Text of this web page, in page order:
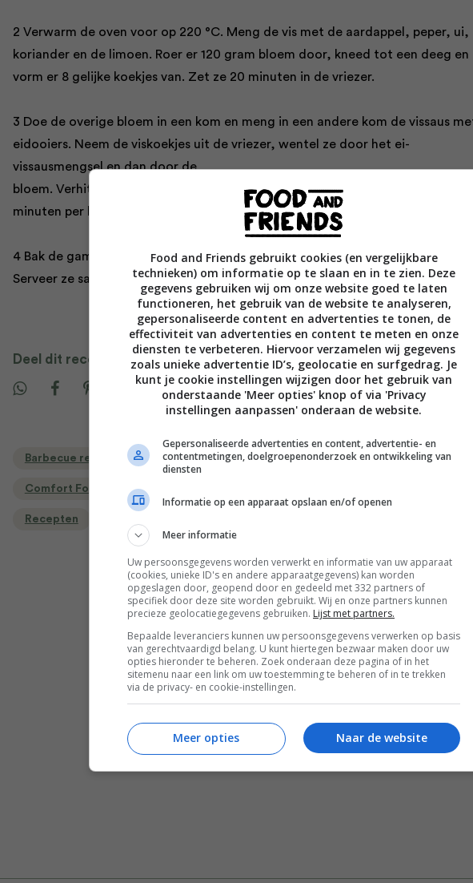
2 Verwarm de oven voor op 220 °C. Meng de vis met de aardappel, peper, ui,
koriander en de limoen. Roer er 120 gram bloem door, kneed tot een deeg en
vorm er 8 gelijke koekjes van. Zet ze 20 minuten in de vriezer.
3 Doe de overige bloem in een kom en meng in een andere kom de vissaus
eidooiers. Neem de viskoekjes uit de vriezer, wentel ze door het ei-
vissausmengsel en dan door de
bloem. Verhit wat olie in een koekenpan op hoog vuur en bak de koekjes in 3
minuten per kant goudbruin.
4 Bak de gamba’s met een scheutje olie in 4-5 minuten gaar ‒ keer af en toe
Serveer ze samen met de viskoekjes en jalapeño-mayonaise.
Deel dit recept
Bewaar
Barbecue recepten Borrel recepten Comfort Food
Comfort Food recepten
Recepten
Food and Friends gebruikt cookies (en vergelijkbare
technieken) om informatie op te slaan en in te zien. Deze
gegevens gebruiken wij om onze website goed te laten
functioneren, het gebruik van de website te analyseren,
gepersonaliseerde content en advertenties te tonen, de
effectiviteit van advertenties en content te meten en onze
diensten te verbeteren. Hiervoor verzamelen wij gegevens
zoals unieke advertentie ID’s, geolocatie en surfgedrag. Je
kunt je cookie instellingen wijzigen door het gebruik van
onderstaande 'Meer opties' knop of via 'Privacy
instellingen aanpassen' onderaan de website.
Gepersonaliseerde advertenties en content, advertentie- en
contentmetingen, doelgroepenonderzoek en ontwikkeling van
diensten
Informatie op een apparaat opslaan en/of openen
Meer informatie
Uw persoonsgegevens worden verwerkt en informatie van uw apparaat
(cookies, unieke ID's en andere apparaatgegevens) kan worden
opgeslagen door, geopend door en gedeeld met 332 partners of
specifiek door deze site worden gebruikt. Wij en onze partners kunnen
precieze geolocatiegegevens gebruiken. Lijst met partners.
Bepaalde leveranciers kunnen uw persoonsgegevens verwerken op basis
van gerechtvaardigd belang. U kunt hiertegen bezwaar maken door uw
opties hieronder te beheren. Zoek onderaan deze pagina of in het
sitemenu naar een link om uw toestemming te beheren of in te trekken
via de privacy- en cookie-instellingen.
Naar de website
Meer opties